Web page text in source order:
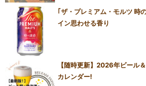
｢ザ・プレミアム・モルツ 時
イン思わせる香り
【随時更新】2026年ビール
カレンダー!